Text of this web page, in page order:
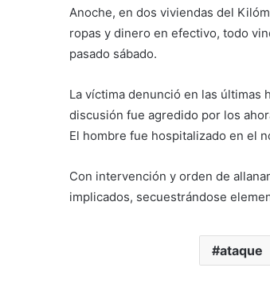
Anoche, en dos viviendas del
ropas y dinero en efectivo, todo
pasado sábado.
La víctima denunció en las últimas
discusión fue agredido por los
El hombre fue hospitalizado en el
Con intervención y orden de
implicados, secuestrándose
ataque